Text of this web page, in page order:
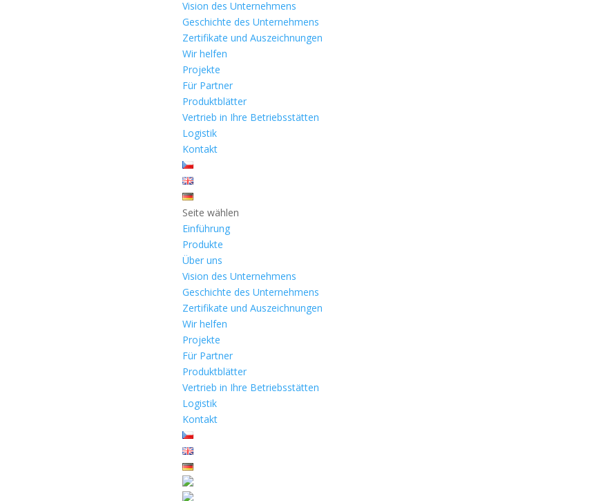
Vision des Unternehmens
Geschichte des Unternehmens
Zertifikate und Auszeichnungen
Wir helfen
Projekte
Für Partner
Produktblätter
Vertrieb in Ihre Betriebsstätten
Logistik
Kontakt
Seite wählen
Einführung
Produkte
Über uns
Vision des Unternehmens
Geschichte des Unternehmens
Zertifikate und Auszeichnungen
Wir helfen
Projekte
Für Partner
Produktblätter
Vertrieb in Ihre Betriebsstätten
Logistik
Kontakt